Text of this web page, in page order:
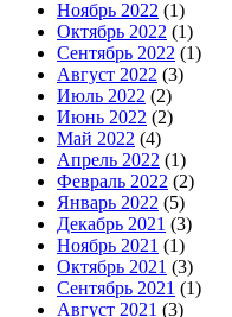
Ноябрь 2022 (1)
Октябрь 2022 (1)
Сентябрь 2022 (1)
Август 2022 (3)
Июль 2022 (2)
Июнь 2022 (2)
Май 2022 (4)
Апрель 2022 (1)
Февраль 2022 (2)
Январь 2022 (5)
Декабрь 2021 (3)
Ноябрь 2021 (1)
Октябрь 2021 (3)
Сентябрь 2021 (1)
Август 2021 (3)